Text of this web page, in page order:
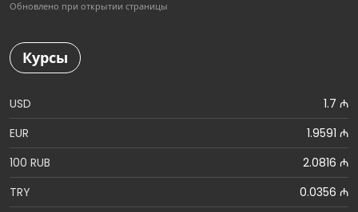
Обновлено при открытии страницы
Курсы
USD
1.7 ₼
EUR
1.9591 ₼
100 RUB
2.0816 ₼
TRY
0.0356 ₼